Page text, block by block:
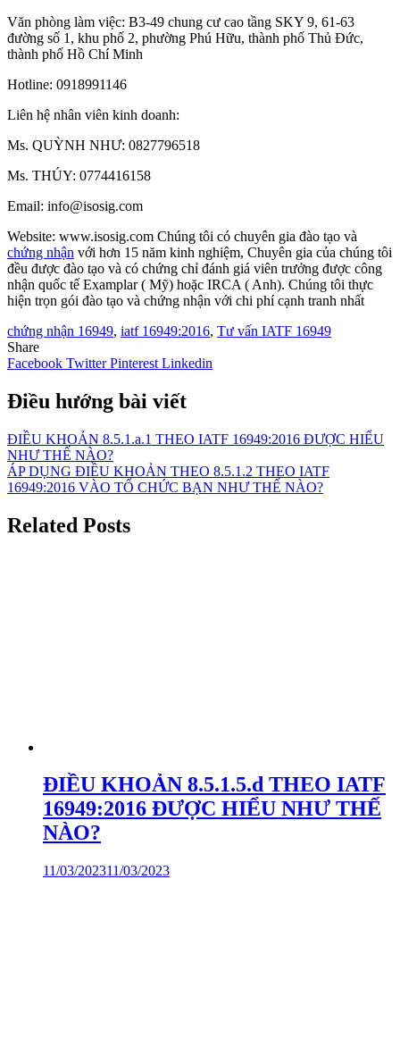
Văn phòng làm việc: B3-49 chung cư cao tầng SKY 9, 61-63
đường số 1, khu phố 2, phường Phú Hữu, thành phố Thủ Đức,
thành phố Hồ Chí Minh
Hotline: 0918991146
Liên hệ nhân viên kinh doanh:
Ms. QUỲNH NHƯ: 0827796518
Ms. THÚY: 0774416158
Email: info@isosig.com
Website: www.isosig.com Chúng tôi có chuyên gia đào tạo và
chứng nhận với hơn 15 năm kinh nghiệm, Chuyên gia của chúng tôi
đều được đào tạo và có chứng chỉ đánh giá viên trưởng được công
nhận quốc tế Examplar ( Mỹ) hoặc IRCA ( Anh). Chúng tôi thực
hiện trọn gói đào tạo và chứng nhận với chi phí cạnh tranh nhất
chứng nhận 16949, iatf 16949:2016, Tư vấn IATF 16949
Share
Facebook TwitterPinterest Linkedin
Điều hướng bài viết
ĐIỀU KHOẢN 8.5.1.a.1 THEO IATF 16949:2016 ĐƯỢC HIỂU
NHƯ THẾ NÀO?
ÁP DỤNG ĐIỀU KHOẢN THEO 8.5.1.2 THEO IATF
16949:2016 VÀO TỔ CHỨC BẠN NHƯ THẾ NÀO?
Related Posts
ĐIỀU KHOẢN 8.5.1.5.d THEO IATF
16949:2016 ĐƯỢC HIỂU NHƯ THẾ
NÀO?
11/03/202311/03/2023